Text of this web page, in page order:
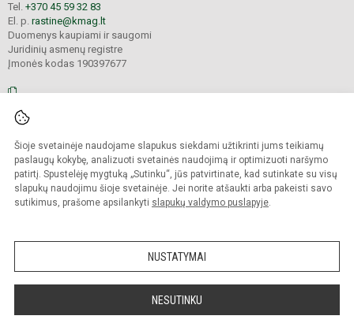
Šioje svetainėje naudojame slapukus siekdami užtikrinti jums teikiamų
paslaugų kokybę, analizuoti svetainės naudojimą ir optimizuoti naršymo
patirtį. Spustelėję mygtuką „Sutinku“, jūs patvirtinate, kad sutinkate su visų
slapukų naudojimu šioje svetainėje. Jei norite atšaukti arba pakeisti savo
sutikimus, prašome apsilankyti slapukų valdymo puslapyje.
NUSTATYMAI
NESUTINKU
Tel. +370 45 59 32 83
El. p. rastine@kmag.lt
Duomenys kaupiami ir saugomi
Juridinių asmenų registre
Įmonės kodas 190397677
saugomos.
Kopijuoti turinį be raštiško gimnazijos sutikimo griežtai draudžiama.
Prieinamumo paraiška Slapukų valdymas
Sumanus būdas atnaujinti